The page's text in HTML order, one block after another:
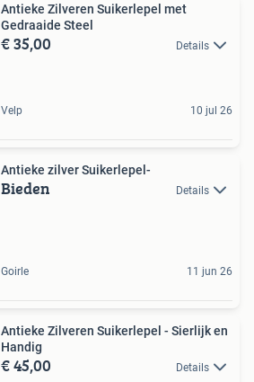
Antieke Zilveren Suikerlepel met
Gedraaide Steel
€ 35,00 Details
Velp 10 jul 26
Antieke zilver Suikerlepel-
Bieden Details
Goirle 11 jun 26
Antieke Zilveren Suikerlepel - Sierlijk en
Handig
€ 45,00 Details